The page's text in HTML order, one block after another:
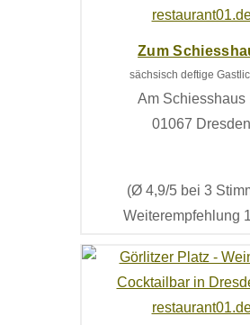
Zum
sächsisch deftige
Am Schiesshaus
01067 Dresden
(Ø 4,9/5 bei 3
Weiterempfehlung